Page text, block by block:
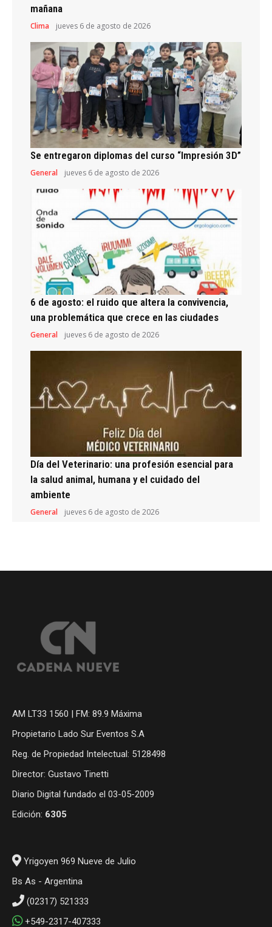
mañana
Clima jueves 6 de agosto de 2026
Se entregaron diplomas del curso “Impresión 3D”
General jueves 6 de agosto de 2026
6 de agosto: el ruido que altera la convivencia,
una problemática que crece en las ciudades
General jueves 6 de agosto de 2026
Día del Veterinario: una profesión esencial para
la salud animal, humana y el cuidado del
ambiente
General jueves 6 de agosto de 2026
AM LT33 1560 | FM: 89.9 Máxima
Propietario Lado Sur Eventos S.A
Reg. de Propiedad Intelectual: 5128498
Director: Gustavo Tinetti
Diario Digital fundado el 03-05-2009
Edición: 6305
Yrigoyen 969 Nueve de Julio
Bs As - Argentina
(02317) 521333
+549-2317-407333